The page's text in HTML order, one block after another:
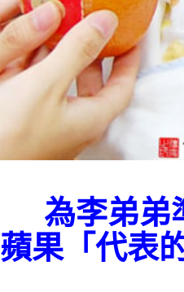
為李弟弟
蘋果「代表